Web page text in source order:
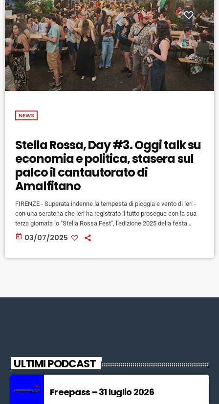
NEWS
Stella Rossa, Day #3. Oggi talk su
economia e politica, stasera sul
palco il cantautorato di
Amalfitano
FIRENZE - Superata indenne la tempesta di pioggia e vento di ieri -
con una seratona che ieri ha registrato il tutto prosegue con la sua
terza giornata lo "Stella Rossa Fest", l'edizione 2025 della festa
dell'ARCI Firenze: oggi si parlerà di politica, economia, ma anche di
memoria storica del quartiere di Rifredi. In serata spazio alla musica,
today 03/07/2025
ULTIMI PODCAST
Freepass – 31 luglio 2026